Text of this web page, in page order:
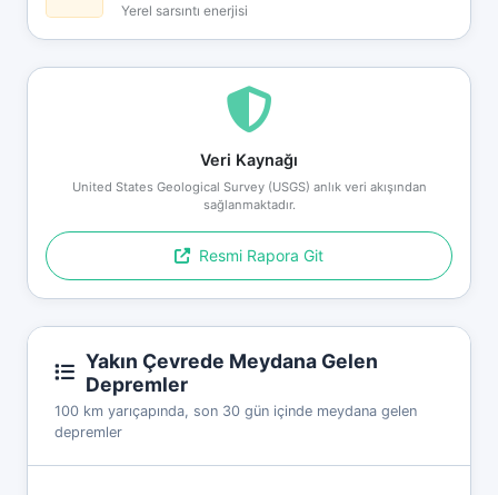
Yerel sarsıntı enerjisi
Veri Kaynağı
United States Geological Survey (USGS) anlık veri akışından
sağlanmaktadır.
Resmi Rapora Git
Yakın Çevrede Meydana Gelen
Depremler
100 km yarıçapında, son 30 gün içinde meydana gelen
depremler